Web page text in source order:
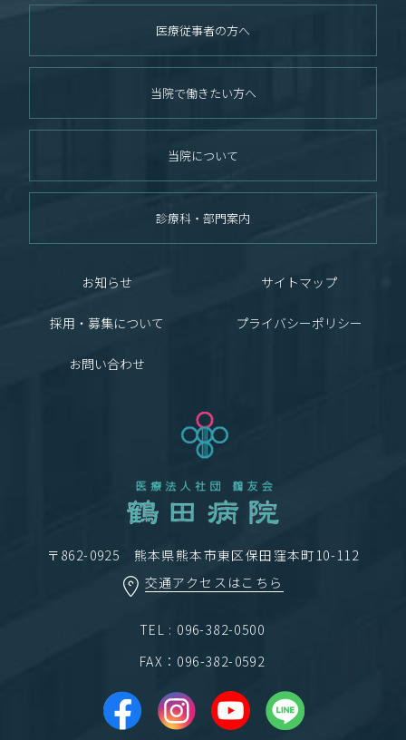
〒862-0925 熊本県熊本市東区保田窪本町10-112
交通アクセスはこちら
TEL : 096-382-0500
FAX：096-382-0592
医療従事者の方へ
当院で働きたい方へ
当院について
診療科・部門案内
お知らせ サイトマップ
採用・募集について プライバシーポリシー
お問い合わせ